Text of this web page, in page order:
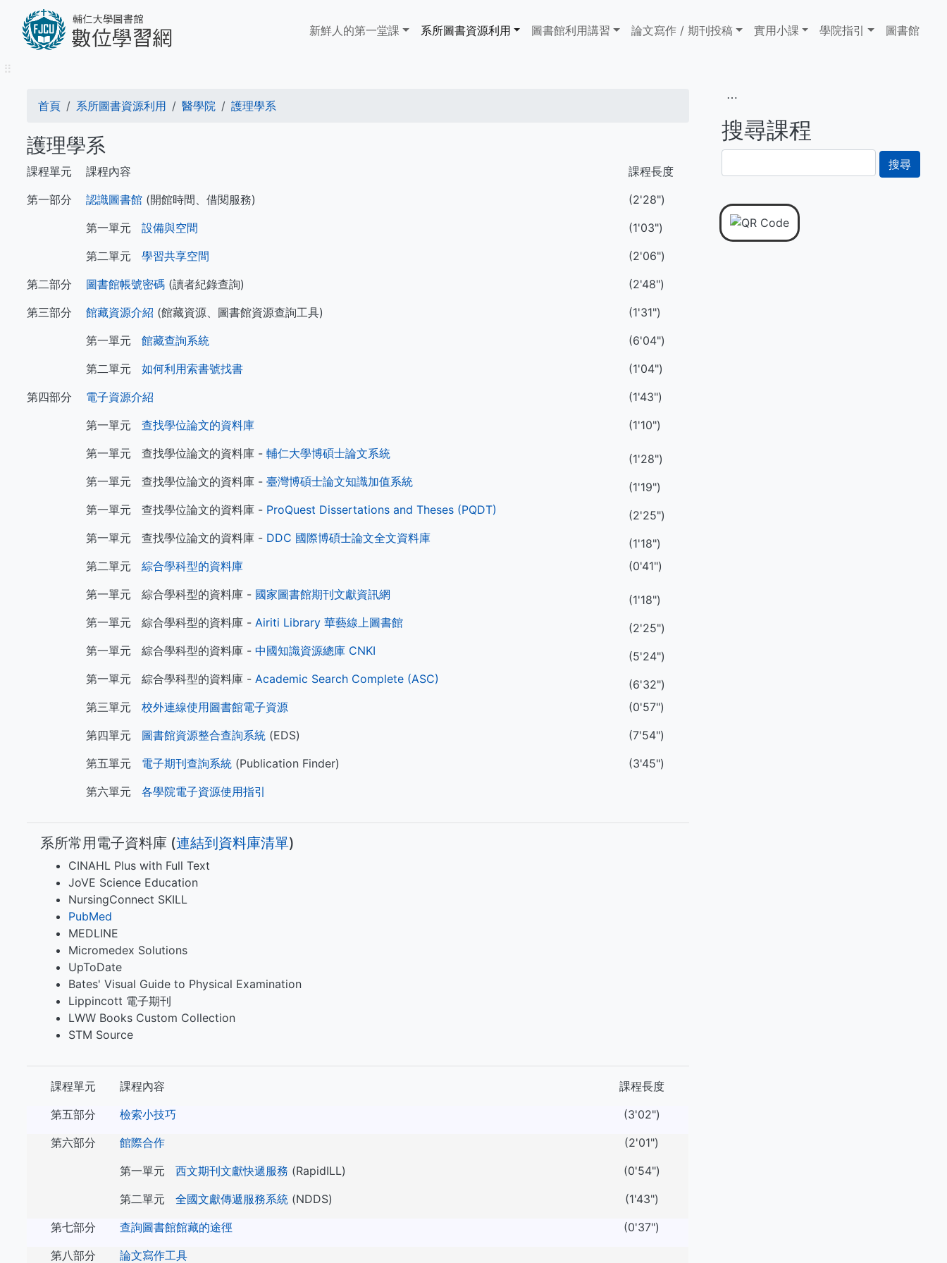
容
Main
navigation
新鮮人的第一堂課 系所圖書資源利用 ​​​​​圖書館​​​​​​​利用講習 論文寫作 / 期刊投稿 實用小課 學院指引 圖書館
⠿
導
航
連
結
首頁 系所圖書資源利用 醫學院 護理學系
護理學系
課程單元 課程內容
課程長度
第一部分
認識圖書館 (開館時間、借閱服務)
(2'28")
第一單元設備與空間
(1'03")
第二單元學習共享空間
(2'06")
第二部分
圖書館帳號密碼 (讀者紀錄查詢)
(2'48")
第三部分
館藏資源介紹 (館藏資源、圖書館資源查詢工具)
(1'31")
第一單元館藏查詢系統
(6'04")
第二單元如何利用索書號找書
(1'04")
第四部分
電子資源介紹
(1'43")
第一單元查找學位論文的資料庫
(1'10")
第一單元 查找學位論文的資料庫 -輔仁大學博碩士論文系統
(1'28")
第一單元 查找學位論文的資料庫 -臺灣博碩士論文知識加值系統
(1'19")
第一單元 查找學位論文的資料庫 - ProQuest Dissertations and Theses (PQDT)
(2'25")
第一單元 查找學位論文的資料庫 - DDC 國際博碩士論文全文資料庫
(1'18")
第二單元綜合學科型的資料庫
(0'41")
第一單元 綜合學科型的資料庫 - 國家圖書館期刊文獻資訊網
(1'18")
第一單元 綜合學科型的資料庫 -Airiti Library 華藝線上圖書館
(2'25")
第一單元 綜合學科型的資料庫 -中國知識資源總庫 CNKI
(5'24")
第一單元 綜合學科型的資料庫 -Academic Search Complete (ASC)
(6'32")
第三單元校外連線使用圖書館電子資源
(0'57")
第四單元 圖書館資源整合查詢系統 (EDS)
(7'54")
第五單元 電子期刊查詢系統 (Publication Finder)
(3'45")
第六單元各學院電子資源使用指引
系所常用電子資料庫 (​​​連結到資料庫清單)
CINAHL Plus with Full Text
JoVE Science Education
NursingConnect SKILL
PubMed
MEDLINE
Micromedex Solutions
UpToDate
Bates' Visual Guide to Physical Examination
Lippincott 電子期刊
LWW Books Custom Collection
STM Source
課程單元 課程內容
課程長度
第五部分
檢索小技巧
(3'02")
第六部分
館際合作
(2'01")
第一單元西文期刊文獻快遞服務 (RapidILL)
(0'54")
第二單元全國文獻傳遞服務系統 (NDDS)
(1'43")
第七部分
查詢圖書館館藏的途徑
(0'37")
第八部分
論文寫作工具
⋯
搜尋課程
尋